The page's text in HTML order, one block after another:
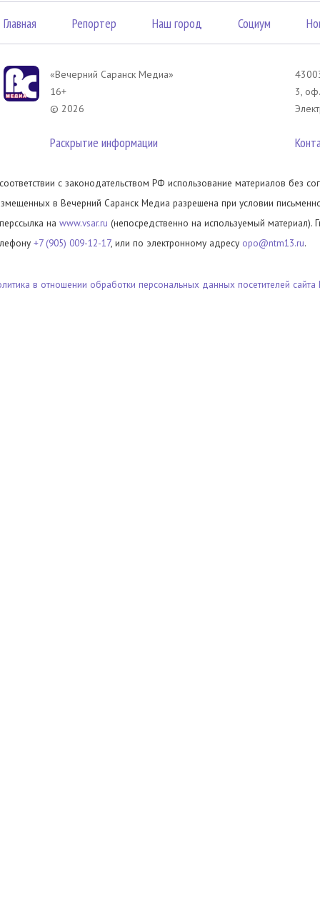
Главная Репортер Наш город Социум
«Вечерний Саранск Mедиа»
16+
© 2026
Раскрытие информации
3,
с законодательством РФ использование материалов без
в Вечерний Саранск Медиа разрешена при условии
на www.vsar.ru (непосредственно на используемый материал).
+7 (905) 009-12-17, или по электронному адресу opo@ntm13.ru.
в отношении обработки персональных данных посетителей